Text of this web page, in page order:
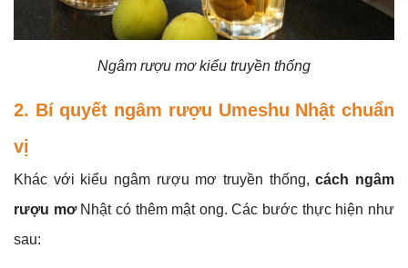
Ngâm rượu mơ kiểu truyền thống
2. Bí quyết ngâm rượu Umeshu Nhật chuẩn
vị
Khác với kiểu ngâm rượu mơ truyền thống,cách ngâm
rượu mơNhật có thêm mật ong. Các bước thực hiện như
sau: